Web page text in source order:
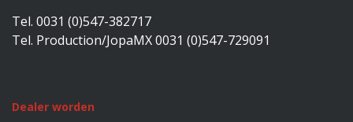
Tel. 0031 (0)547-382717
Tel. Production/JopaMX 0031 (0)547-729091
Dealer worden